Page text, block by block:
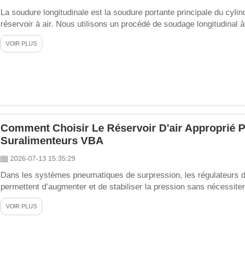
La soudure longitudinale est la soudure portante principale du
réservoir à air. Nous utilisons un procédé de soudage longitudinal
normalisé, accompagné d’une spécification stricte en sept étapes
complète et une soudure uniforme pour...
VOIR PLUS
Comment Choisir Le Réservoir D'air Approprié
Suralimenteurs VBA
2026-07-13 15:35:29
Dans les systèmes pneumatiques de surpression, les régulateurs
permettent d’augmenter et de stabiliser la pression sans
sont donc largement utilisés dans des applications telles que le
par estampage, les essais d’étanchéité à l’air, l’assistance ai...
VOIR PLUS